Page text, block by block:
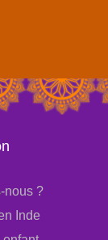
nous ?
Inde